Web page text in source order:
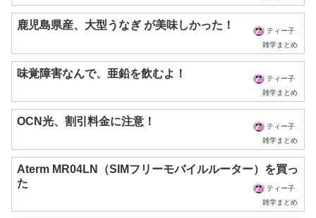
鹿児島県産、大型うなぎ が美味しかった！
ティー子
雑学まとめ
味覚障害なんで、亜鉛を飲むよ！
ティー子
雑学まとめ
OCN光、割引料金に注意！
ティー子
雑学まとめ
Aterm MR04LN（SIMフリーモバイルルーター）を買っ
た
ティー子
雑学まとめ